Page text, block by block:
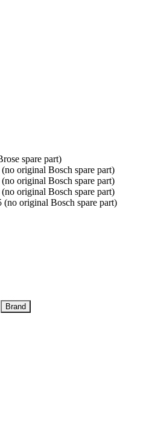
spare part)
original Bosch spare part)
original Bosch spare part)
original Bosch spare part)
(no original Bosch spare part)
Brand